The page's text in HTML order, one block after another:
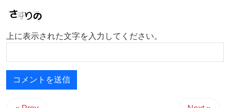
上に表示された文字を入力してください。